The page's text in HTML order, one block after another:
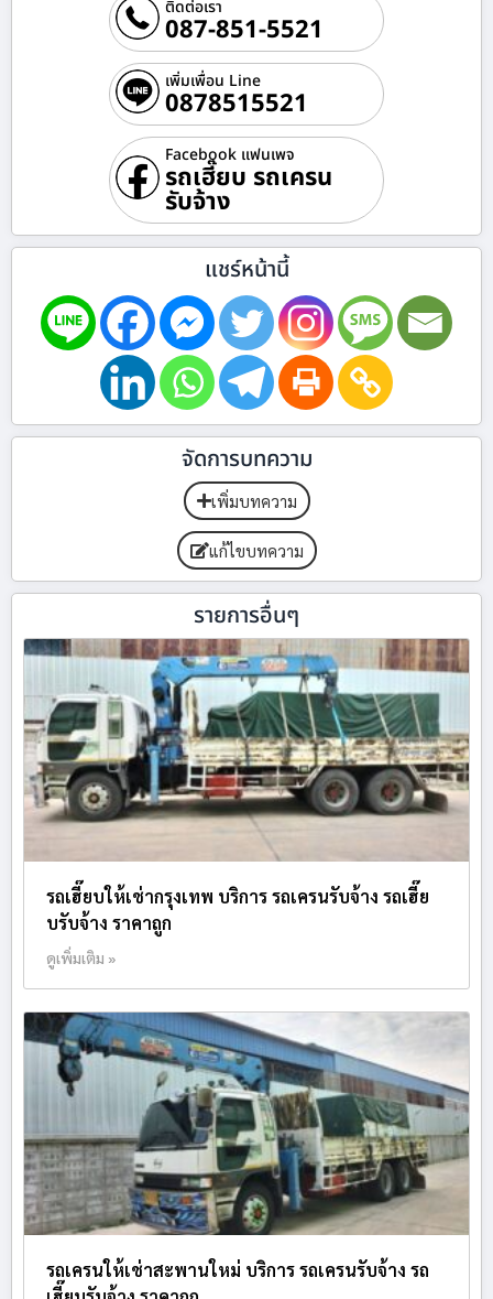
ติดต่อเรา
087-851-5521
เพิ่มเพื่อน Line
0878515521
Facebook แฟนเพจ
รถเฮี๊ยบ รถเครน
รับจ้าง
แชร์หน้านี้
จัดการบทความ
เพิ่มบทความ
แก้ไขบทความ
รายการอื่นๆ
รถเฮี๊ยบให้เช่ากรุงเทพ บริการ รถเครนรับจ้าง รถเฮี๊ย
บรับจ้าง ราคาถูก
ดูเพิ่มเติม »
รถเครนให้เช่าสะพานใหม่ บริการ รถเครนรับจ้าง รถ